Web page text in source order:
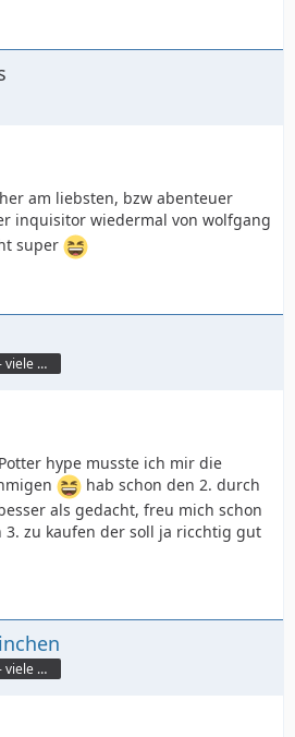
am liebsten, bzw abenteuer
inquisitor wiedermal von wolfgang
super
Viele Gedanken - viele Worte
hype musste ich mir die
hab schon den 2. durch
als gedacht, freu mich schon
zu kaufen der soll ja ricchtig gut
Viele Gedanken - viele Worte